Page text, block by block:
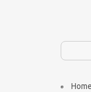
Home